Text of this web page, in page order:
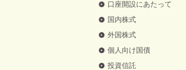
口座開設にあたって
国内株式
外国株式
個人向け国債
投資信託